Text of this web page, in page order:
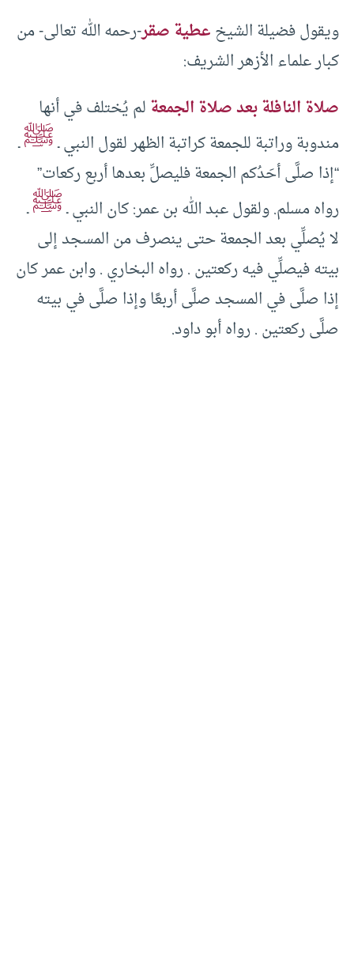
ويقول فضيلة الشيخعطية صقر-رحمه الله تعالى- من
كبار علماء الأزهر الشريف:
صلاة النافلة بعد صلاة الجمعةلم يُختلف في أنها
مندوبة وراتبة للجمعة كراتبة الظهر لقول النبي ـﷺـ
“إذا صلَّى أحَدُكم الجمعة فليصلِّ بعدها أربع ركعات”
رواه مسلم. ولقول عبد الله بن عمر: كان النبي ـﷺـ
لا يُصلِّي بعد الجمعة حتى ينصرف من المسجد إلى
بيته فيصلِّي فيه ركعتين . رواه البخاري . وابن عمر كان
إذا صلَّى في المسجد صلَّى أربعًا وإذا صلَّى في بيته
صلَّى ركعتين . رواه أبو داود.